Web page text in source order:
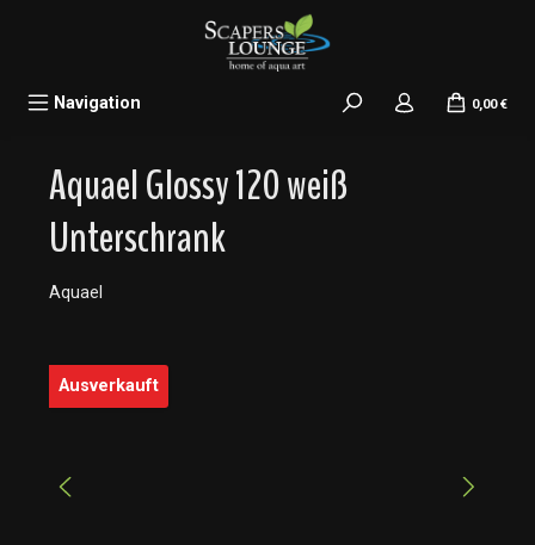
Navigation 0,00 €
Aquael Glossy 120 weiß
Unterschrank
Aquael
Bildergalerie überspringen
Ausverkauft